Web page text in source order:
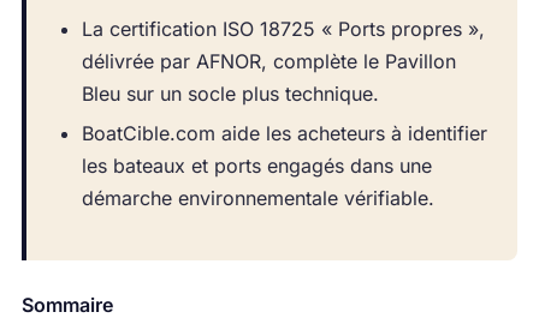
La certification ISO 18725 « Ports propres »,
délivrée par AFNOR, complète le Pavillon
Bleu sur un socle plus technique.
BoatCible.com aide les acheteurs à identifier
les bateaux et ports engagés dans une
démarche environnementale vérifiable.
Sommaire